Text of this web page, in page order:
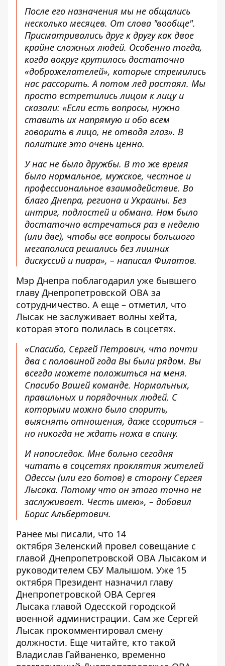
После его назначения мы не общались
несколько месяцев. От слова "вообще".
Присматривались друг к другу как двое
крайне сложных людей. Особенно тогда,
когда вокруг крутилось достаточно
«доброжелателей», которые стремились
нас рассорить. А потом лед растаял. Мы
просто встретились лицом к лицу и
сказали: «Если есть вопросы, нужно
ставить их напрямую и обо всем
говорить в лицо, не отводя глаз». В
политике это очень ценно.
У нас не было дружбы. В то же время
было нормальное, мужское, честное и
профессиональное взаимодействие. Во
благо Днепра, региона и Украины. Без
интриг, подлостей и обмана. Нам было
достаточно встречаться раз в неделю
(или две), чтобы все вопросы большого
мегаполиса решались без лишних
дискуссий и пиара», – написал Филатов.
Мэр Днепра поблагодарил уже бывшего
главу Днепропетровской ОВА за
сотрудничество. А еще – отметил, что
Лысак не заслуживает волны хейта,
которая этого полилась в соцсетях.
«Спасибо, Сергей Петрович, что почти
два с половиной года Вы были рядом. Вы
всегда можете положиться на меня.
Спасибо Вашей команде. Нормальных,
правильных и порядочных людей. С
которыми можно было спорить,
выяснять отношения, даже ссориться –
но никогда не ждать ножа в спину.
И напоследок. Мне больно сегодня
читать в соцсетях проклятия жителей
Одессы (или его ботов) в сторону Сергея
Лысака. Потому что он этого точно не
заслуживает. Честь имею», – добавил
Борис Альбертович.
Ранее мы писали, что 14
октября Зеленский провел совещание с
главой Днепропетровской ОВА Лысаком и
руководителем СБУ Малышом. Уже 15
октября Президент назначил главу
Днепропетровской ОВА Сергея
Лысака главой Одесской городской
военной администрации. Сам же Сергей
Лысак прокомментировал смену
должности. Еще читайте, кто такой
Владислав Гайваненко, временно